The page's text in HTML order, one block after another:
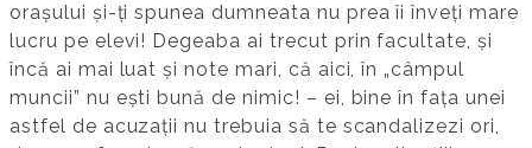
orașului și-ți spunea dumneata nu prea îi înveți mare
lucru pe elevi! Degeaba ai trecut prin facultate, și
încă ai mai luat și note mari, că aici, în „câmpul
muncii” nu ești bună de nimic! – ei, bine în fața unei
astfel de acuzații nu trebuia să te scandalizezi ori,